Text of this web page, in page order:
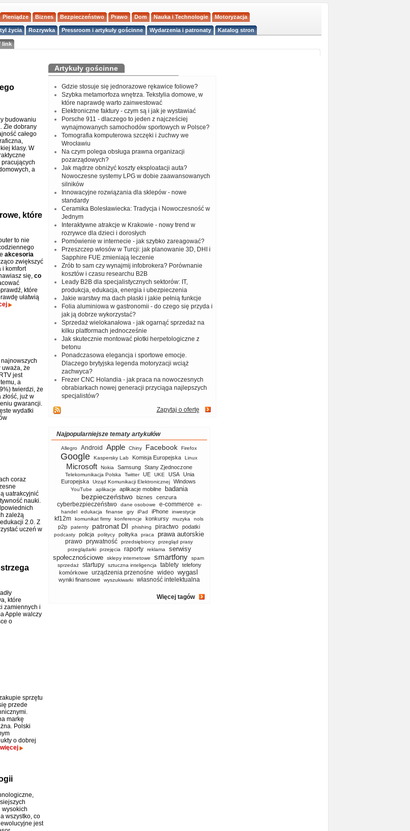
Pieniądze Biznes Bezpieczeństwo Prawo Dom Nauka i Technologie Motoryzacja
życia Rozrywka Pressroom i artykuły gościnne Wydarzenia i patronaty Katalog stron
link
budowaniu
Źle dobrany
całego
klasy. W
a
które
to nie
akcesoria
zwiększyć
i komfort
się, co
które
ułatwią
uważa, że
jest
a
twierdzi, że
już w
gwarancji.
wydatki
coraz
uatrakcyjnić
nauki.
zależą
2.0. Z
uczeń w
które
zamiennych i
Apple walczy
o
sprzętu
przede
markę
Polski
o dobrej
więcej
wysokich
wszystko, co
jest
Artykuły gościnne
Gdzie stosuje się jednorazowe rękawice foliowe?
Szybka metamorfoza wnętrza. Tekstylia domowe, w
które naprawdę warto zainwestować
Elektroniczne faktury - czym są i jak je wystawiać
Porsche 911 - dlaczego to jeden z najcześciej
wynajmowanych samochodów sportowych w Polsce?
Tomografia komputerowa szczęki i żuchwy we
Wrocławiu
Na czym polega obsługa prawna organizacji
pozarządowych?
Jak mądrze obniżyć koszty eksploatacji auta?
Nowoczesne systemy LPG w dobie zaawansowanych
silników
Innowacyjne rozwiązania dla sklepów - nowe
standardy
Ceramika Bolesławiecka: Tradycja i Nowoczesność w
Jednym
Interaktywne atrakcje w Krakowie - nowy trend w
rozrywce dla dzieci i dorosłych
Pomówienie w internecie - jak szybko zareagować?
Przeszczep włosów w Turcji: jak planowanie 3D, DHI i
Sapphire FUE zmieniają leczenie
Zrób to sam czy wynajmij infobrokera? Porównanie
kosztów i czasu researchu B2B
Leady B2B dla specjalistycznych sektorów: IT,
produkcja, edukacja, energia i ubezpieczenia
Jakie warstwy ma dach płaski i jakie pełnią funkcje
Folia aluminiowa w gastronomii - do czego się przyda i
jak ją dobrze wykorzystać?
Sprzedaż wielokanałowa - jak ogarnąć sprzedaż na
kilku platformach jednocześnie
Jak skutecznie montować płotki herpetologiczne z
betonu
Ponadczasowa elegancja i sportowe emocje.
Dlaczego brytyjska legenda motoryzacji wciąż
zachwyca?
Frezer CNC Holandia - jak praca na nowoczesnych
obrabiarkach nowej generacji przyciąga najlepszych
specjalistów?
Zapytaj o ofertę
Najpopularniejsze tematy artykułów
Allegro Android Apple Chiny Facebook Firefox
Google Kaspersky Lab Komisja Europejska Linux
Microsoft Nokia Samsung Stany Zjednoczone
Telekomunikacja Polska Twitter UE UKE USA
Unia
Europejska
Urząd Komunikacji Elektronicznej Windows
YouTube aplikacje aplikacje mobilne badania
bezpieczeństwo biznes cenzura
cyberbezpieczeństwo dane osobowe e-commerce
e-
handel
edukacja finanse gry iPad iPhone inwestycje
kf12m komunikat firmy konferencje konkursy muzyka nols
p2p patenty patronat DI phishing piractwo podatki
podcasty policja politycy polityka praca prawa autorskie
prawo prywatność przedsiębiorcy
przegląd prasy
przeglądarki
przejęcia raporty reklama
serwisy
społecznościowe
sklepy internetowe smartfony
spam
sprzedaż
startupy sztuczna inteligencja tablety telefony
komórkowe urządzenia przenośne wideo wygasl
wyniki finansowe wyszukiwarki własność intelektualna
Więcej tagów